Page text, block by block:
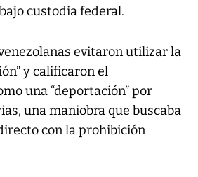
custodia federal.
evitaron utilizar la
y calificaron el
una “deportación” por
una maniobra que buscaba
con la prohibición